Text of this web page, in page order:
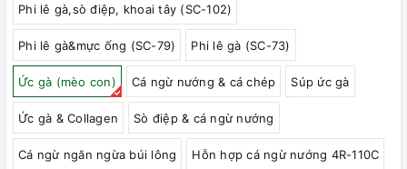
Phi lê gà,sò điệp, khoai tây (SC-102)
Phi lê gà&mực ống (SC-79) Phi lê gà (SC-73)
Ức gà (mèo con) Cá ngừ nướng & cá chép Súp ức gà
Ức gà & Collagen Sò điệp & cá ngừ nướng
Cá ngừ ngăn ngừa búi lông Hỗn hợp cá ngừ nướng 4R-110C